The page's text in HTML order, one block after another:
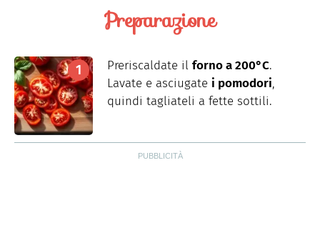
Preparazione
Preriscaldate il forno a 200°C.
Lavate e asciugate i pomodori,
quindi tagliateli a fette sottili.